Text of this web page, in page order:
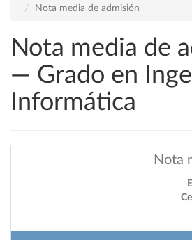
Nota media de admisión
Nota media de
— Grado en
Informática
Nota